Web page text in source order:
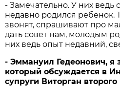
- Замечательно. У них
недавно родился ребёнок.
звонят, спрашивают про
дать совет нам, молодым
них ведь опыт н­едавний,
- Эммануил Гедеонович, я
который обсуждается в
супруги Виторган